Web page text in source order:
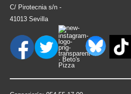
C/ Pirotecnia s/n -
41013 Sevilla